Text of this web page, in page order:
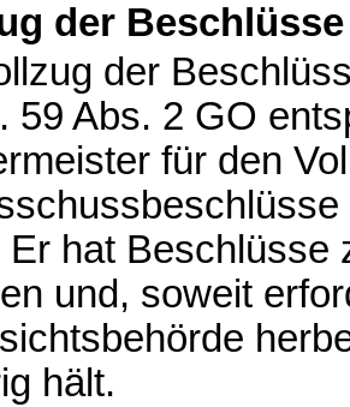
der Beschlüsse
der
59 Abs. 2 GO
für den
hat Beschlüsse
und, soweit
hält.